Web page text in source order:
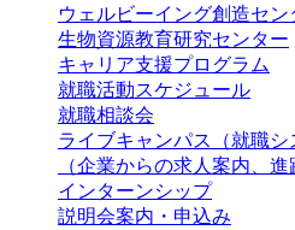
ウェルビーイング創造セン
生物資源教育研究センター
キャリア支援プログラム
就職活動スケジュール
就職相談会
ライブキャンパス（就職シ
（企業からの求人案内、進
インターンシップ
説明会案内・申込み